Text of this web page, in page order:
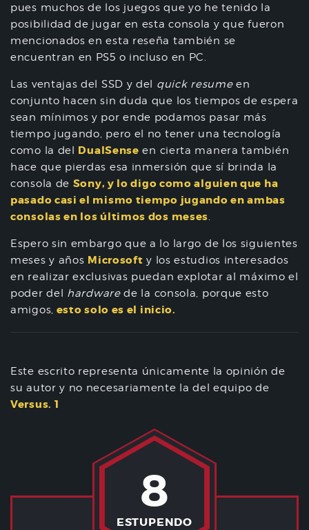
pues muchos de los juegos que yo he tenido la
posibilidad de jugar en esta consola y que fueron
mencionados en esta reseña también se
encuentran en PS5 o incluso en PC.
Las ventajas del SSD y del quick resumeen
conjunto hacen sin duda que los tiempos de espera
sean mínimos y por ende podamos pasar más
tiempo jugando, pero el no tener una tecnología
como la del DualSense en cierta manera también
hace que pierdas esa inmersión que sí brinda la
consola de Sony, y lo digo como alguien que ha
pasado casi el mismo tiempo jugando en ambas
consolas en los últimos dos meses.
Espero sin embargo que a lo largo de los siguientes
meses y años Microsoft y los estudios interesados
en realizar exclusivas puedan explotar al máximo el
poder del hardwarede la consola, porque esto
amigos, esto solo es el inicio.
Este escrito representa únicamente la opinión de
su autor y no necesariamente la del equipo de
Versus. 1
8
ESTUPENDO